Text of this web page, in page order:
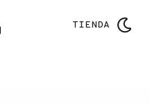
TIENDA